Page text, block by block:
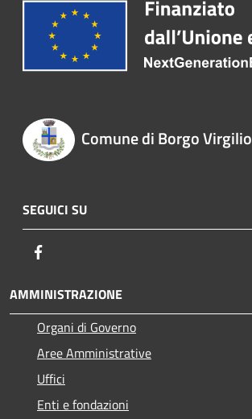
Comune di Borgo Virgilio
SEGUICI SU
AMMINISTRAZIONE
Organi di Governo
Aree Amministrative
Uffici
Enti e fondazioni